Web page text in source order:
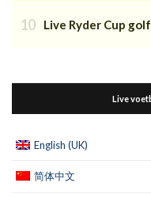
Live Ryder Cup
Live
English (UK)
简体中文